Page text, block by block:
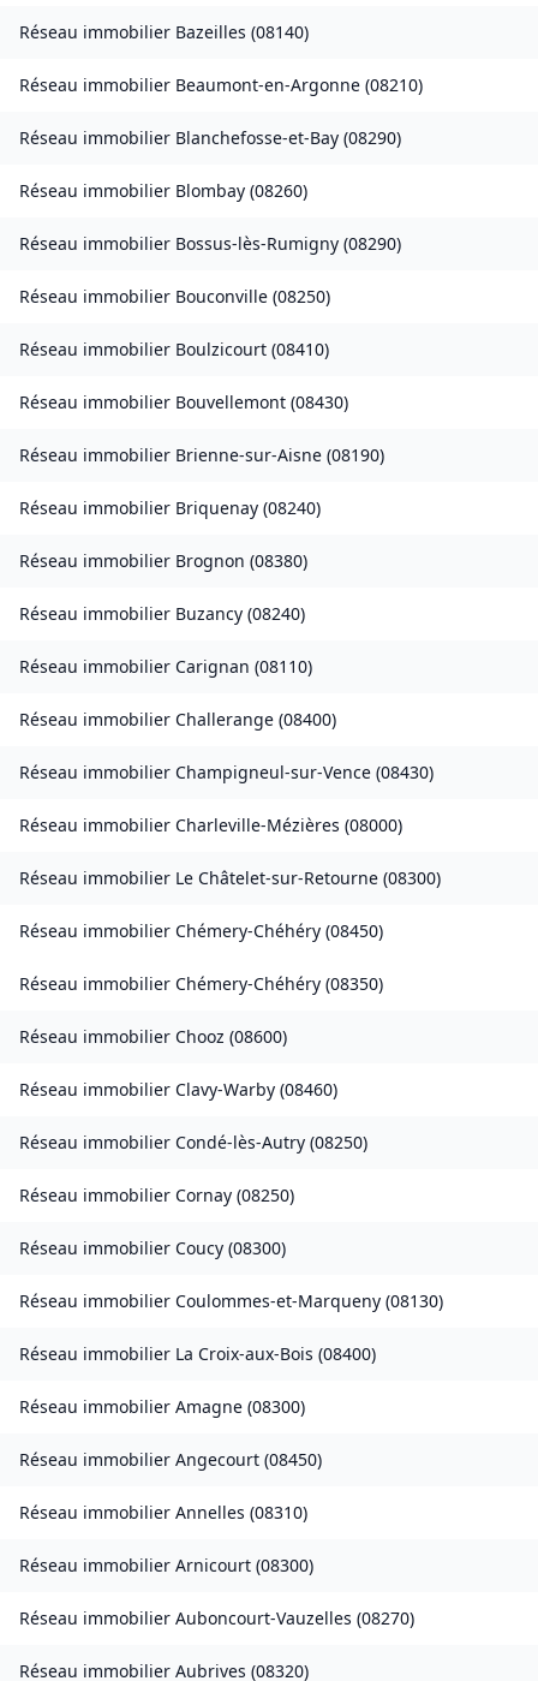
Réseau immobilier Bazeilles (08140)
Réseau immobilier Beaumont-en-Argonne (08210)
Réseau immobilier Blanchefosse-et-Bay (08290)
Réseau immobilier Blombay (08260)
Réseau immobilier Bossus-lès-Rumigny (08290)
Réseau immobilier Bouconville (08250)
Réseau immobilier Boulzicourt (08410)
Réseau immobilier Bouvellemont (08430)
Réseau immobilier Brienne-sur-Aisne (08190)
Réseau immobilier Briquenay (08240)
Réseau immobilier Brognon (08380)
Réseau immobilier Buzancy (08240)
Réseau immobilier Carignan (08110)
Réseau immobilier Challerange (08400)
Réseau immobilier Champigneul-sur-Vence (08430)
Réseau immobilier Charleville-Mézières (08000)
Réseau immobilier Le Châtelet-sur-Retourne (08300)
Réseau immobilier Chémery-Chéhéry (08450)
Réseau immobilier Chémery-Chéhéry (08350)
Réseau immobilier Chooz (08600)
Réseau immobilier Clavy-Warby (08460)
Réseau immobilier Condé-lès-Autry (08250)
Réseau immobilier Cornay (08250)
Réseau immobilier Coucy (08300)
Réseau immobilier Coulommes-et-Marqueny (08130)
Réseau immobilier La Croix-aux-Bois (08400)
Réseau immobilier Amagne (08300)
Réseau immobilier Angecourt (08450)
Réseau immobilier Annelles (08310)
Réseau immobilier Arnicourt (08300)
Réseau immobilier Auboncourt-Vauzelles (08270)
Réseau immobilier Aubrives (08320)